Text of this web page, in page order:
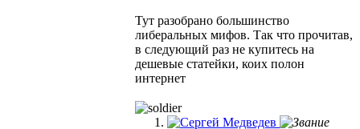
Тут разобрано большинство
либеральных мифов. Так что прочитав,
в следующий раз не купитесь на
дешевые статейки, коих полон
интернет